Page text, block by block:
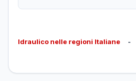
Idraulico nelle regioni Italiane -